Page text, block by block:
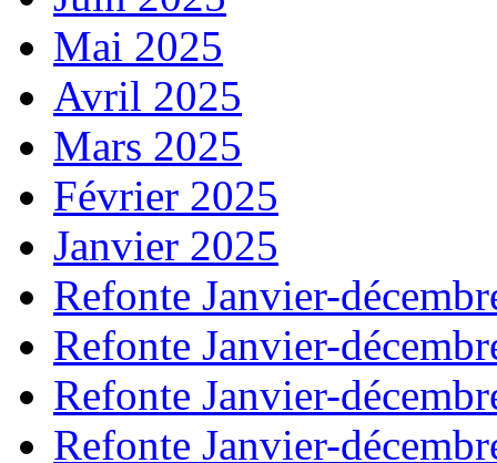
Mai 2025
Avril 2025
Mars 2025
Février 2025
Janvier 2025
Refonte Janvier-
Refonte Janvier-
Refonte Janvier-
Refonte Janvier-